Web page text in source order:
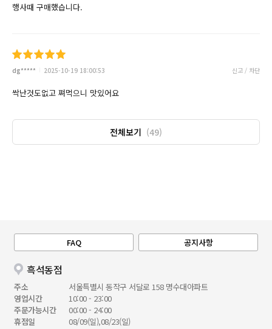
행사때 구매했습니다.
dg***** 2025-10-19 18:00:53 신고 / 차단
싹난것도없고 쪄먹으니 맛있어요
전체보기 (49)
FAQ 공지사항
흑석동점
주소
서울특별시 동작구 서달로 158 명수대아파트
영업시간
10:00 - 23:00
주문가능시간
00:00 - 24:00
휴점일
08/09(일),08/23(일)